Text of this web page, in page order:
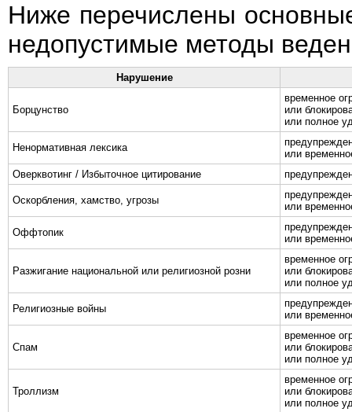
Ниже перечислены
недопустимые методы
Нарушение
Борцунство
временное
или
или полное
Ненормативная лексика
или
Оверквотинг / Избыточное цитирование
Оскорбления, хамство, угрозы
или
Оффтопик
или
Разжигание национальной или религиозной розни
временное
или
или полное
Религиозные войны
или
Спам
временное
или
или полное
Троллизм
временное
или
или полное